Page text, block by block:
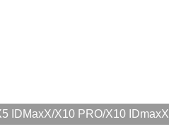
IDMaxX/X10 PRO/X10 IDmaxX